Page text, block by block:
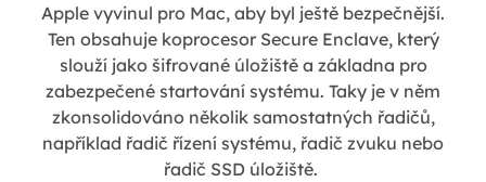
Apple vyvinul pro Mac, aby byl ještě bezpečnější.
Ten obsahuje koprocesor Secure Enclave, který
slouží jako šifrované úložiště a základna pro
zabezpečené startování systému. Taky je v něm
zkonsolidováno několik samostatných řadičů,
například řadič řízení systému, řadič zvuku nebo
řadič SSD úložiště.